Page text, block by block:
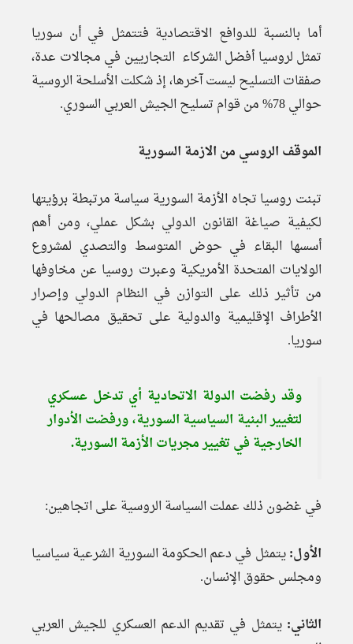
أما بالنسبة للدوافع الاقتصادية فتتمثل في أن سوريا
تمثل لروسيا أفضل الشركاء التجاريين في مجالات عدة،
صفقات التسليح ليست آخرها، إذ شكلت الأسلحة الروسية
حوالي 78% من قوام تسليح الجيش العربي السوري.
الموقف الروسي من الازمة السورية
تبنت روسيا تجاه الأزمة السورية سياسة مرتبطة برؤيتها
لكيفية صياغة القانون الدولي بشكل عملي، ومن أهم
أسسها البقاء في حوض المتوسط والتصدي لمشروع
الولايات المتحدة الأمريكية وعبرت روسيا عن مخاوفها
من تأثير ذلك على التوازن في النظام الدولي وإصرار
الأطراف الإقليمية والدولية على تحقيق مصالحها في
سوريا.
وقد رفضت الدولة الاتحادية أي تدخل عسكري
لتغيير البنية السياسية السورية، ورفضت الأدوار
الخارجية في تغيير مجريات الأزمة السورية.
في غضون ذلك عملت السياسة الروسية على اتجاهين:
الأول:يتمثل في دعم الحكومة السورية الشرعية سياسيا
ومجلس حقوق الإنسان.
الثاني: يتمثل في تقديم الدعم العسكري للجيش العربي